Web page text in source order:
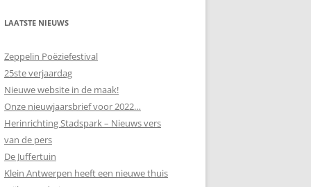
LAATSTE NIEUWS
Zeppelin Poëziefestival
25ste verjaardag
Nieuwe website in de maak!
Onze nieuwjaarsbrief voor 2022…
Herinrichting Stadspark – Nieuws vers
van de pers
De Juffertuin
Klein Antwerpen heeft een nieuwe thuis